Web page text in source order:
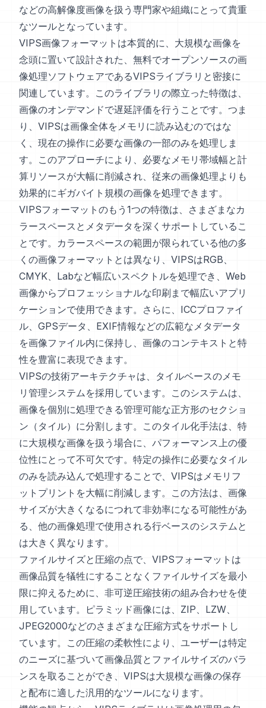
などの高解像度画像を扱う専門家や組織にとって貴重
なツールとなっています。
VIPS画像フォーマットは本質的に、大規模な画像を
念頭に置いて設計された、無料でオープンソースの画
像処理ソフトウェアであるVIPSライブラリと密接に
関連しています。このライブラリの際立った特徴は、
画像のオンデマンドで遅延評価を行うことです。つま
り、VIPSは画像全体をメモリに読み込むのではな
く、現在の操作に必要な画像の一部のみを処理しま
す。このアプローチにより、必要なメモリ帯域幅と計
算リソースが大幅に削減され、従来の画像処理よりも
効果的にギガバイト規模の画像を処理できます。
VIPSフォーマットのもう1つの特徴は、さまざまなカ
ラースペースとメタデータを深くサポートしているこ
とです。カラースペースの範囲が限られている他の多
くの画像フォーマットとは異なり、VIPSはRGB、
CMYK、Labなど幅広いスペクトルを処理でき、Web
画像からプロフェッショナルな印刷まで幅広いアプリ
ケーションで使用できます。さらに、ICCプロファイ
ル、GPSデータ、EXIF情報などの広範なメタデータ
を画像ファイル内に保持し、画像のコンテキストと特
性を豊富に表現できます。
VIPSの技術アーキテクチャは、タイルベースのメモ
リ管理システムを採用しています。このシステムは、
画像を個別に処理できる管理可能な正方形のセクショ
ン（タイル）に分割します。このタイル化手法は、特
に大規模な画像を扱う場合に、パフォーマンス上の優
位性にとって不可欠です。特定の操作に必要なタイル
のみを読み込んで処理することで、VIPSはメモリフ
ットプリントを大幅に削減します。この方法は、画像
サイズが大きくなるにつれて非効率になる可能性があ
る、他の画像処理で使用される行ベースのシステムと
は大きく異なります。
ファイルサイズと圧縮の点で、VIPSフォーマットは
画像品質を犠牲にすることなくファイルサイズを最小
限に抑えるために、非可逆圧縮技術の組み合わせを使
用しています。ピラミッド画像には、ZIP、LZW、
JPEG2000などのさまざまな圧縮方式をサポートし
ています。この圧縮の柔軟性により、ユーザーは特定
のニーズに基づいて画像品質とファイルサイズのバラ
ンスを取ることができ、VIPSは大規模な画像の保存
と配布に適した汎用的なツールになります。